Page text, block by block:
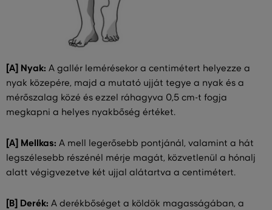
[A] Nyak: A gallér lemérésekor a centimétert helyezze a
nyak közepére, majd a mutató ujját tegye a nyak és a
mérőszalag közé és ezzel ráhagyva 0,5 cm-t fogja
megkapni a helyes nyakbőség értéket.
[A] Mellkas: A mell legerősebb pontjánál, valamint a hát
legszélesebb részénél mérje magát, közvetlenül a hónalj
alatt végigvezetve két ujjal alátartva a centimétert.
[B] Derék: A derékbőséget a köldök magasságában, a